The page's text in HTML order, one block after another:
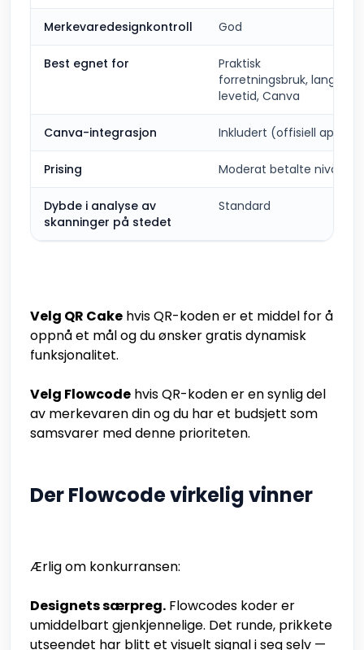
Merkevaredesignkontroll God
Best egnet for
Praktisk
forretningsbruk, lang
levetid, Canva
Canva-integrasjon Inkludert (offisiell app)
Prising Moderat betalte nivåer
Dybde i analyse av
skanninger på stedet
Standard
Velg QR Cake hvis QR-koden er et middel for å
oppnå et mål og du ønsker gratis dynamisk
funksjonalitet.
Velg Flowcode hvis QR-koden er en synlig del
av merkevaren din og du har et budsjett som
samsvarer med denne prioriteten.
Der Flowcode virkelig vinner
Ærlig om konkurransen:
Designets særpreg. Flowcodes koder er
umiddelbart gjenkjennelige. Det runde, prikkete
utseendet har blitt et visuelt signal i seg selv —